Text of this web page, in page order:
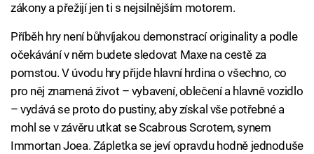
zákony a přežijí jen ti s nejsilnějším motorem.
Příběh hry není bůhvíjakou demonstrací originality a podle
očekávání v něm budete sledovat Maxe na cestě za
pomstou. V úvodu hry přijde hlavní hrdina o všechno, co
pro něj znamená život – vybavení, oblečení a hlavně vozidlo
– vydává se proto do pustiny, aby získal vše potřebné a
mohl se v závěru utkat se Scabrous Scrotem, synem
Immortan Joea. Zápletka se jeví opravdu hodně jednoduše